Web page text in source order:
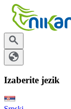
Izaberite jezik